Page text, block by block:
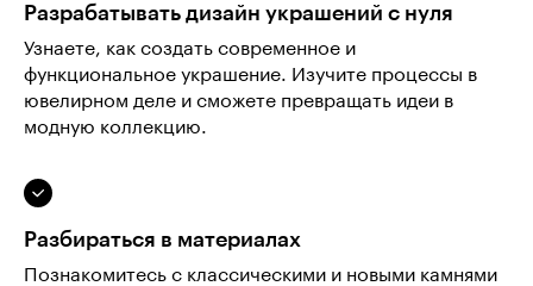
Разрабатывать дизайн украшений с нуля
Узнаете, как создать современное и
функциональное украшение. Изучите процессы в
ювелирном деле и сможете превращать идеи в
модную коллекцию.
Разбираться в материалах
Познакомитесь с классическими и новыми камнями